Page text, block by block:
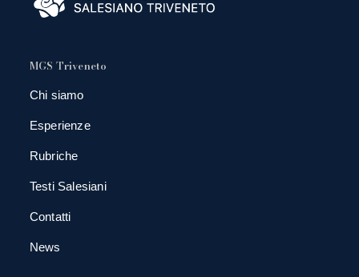
MGS Triveneto
Chi siamo
Esperienze
Rubriche
Testi Salesiani
Contatti
News